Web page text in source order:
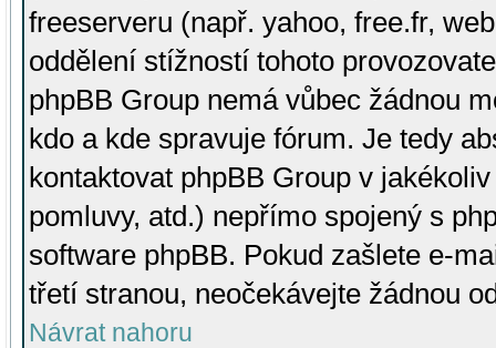
freeserveru (např. yahoo, free.fr,
oddělení stížností tohoto
phpBB Group nemá vůbec žádnou
kdo a kde spravuje fórum. Je tedy
kontaktovat phpBB Group v
pomluvy, atd.) nepřímo spojený s
software phpBB. Pokud zašlete e-
třetí stranou, neočekávejte žádnou
Návrat nahoru